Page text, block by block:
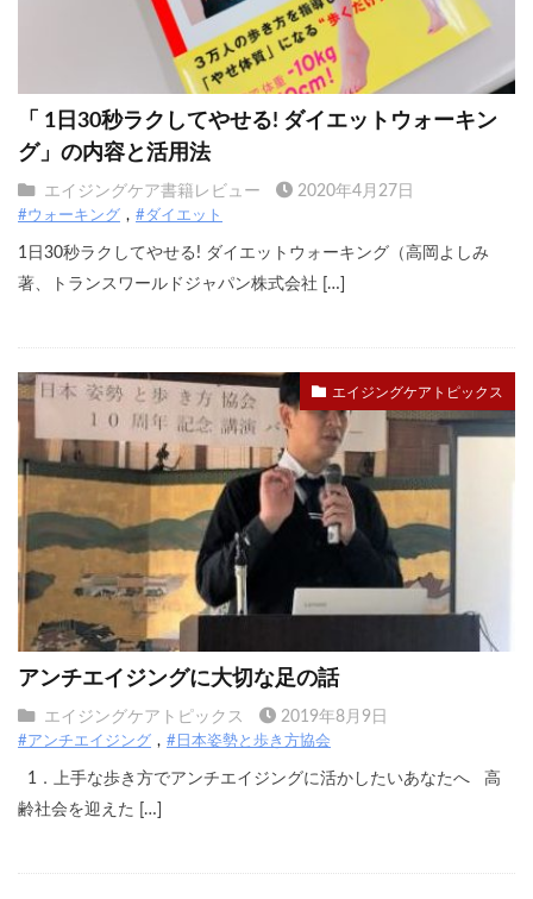
「 1日30秒ラクしてやせる! ダイエットウォーキン
グ」の内容と活用法
エイジングケア書籍レビュー 2020年4月27日
#ウォーキング #ダイエット
1日30秒ラクしてやせる! ダイエットウォーキング（高岡よしみ
著、トランスワールドジャパン株式会社 […]
エイジングケアトピックス
アンチエイジングに大切な足の話
エイジングケアトピックス 2019年8月9日
#アンチエイジング #日本姿勢と歩き方協会
1．上手な歩き方でアンチエイジングに活かしたいあなたへ 高
齢社会を迎えた […]